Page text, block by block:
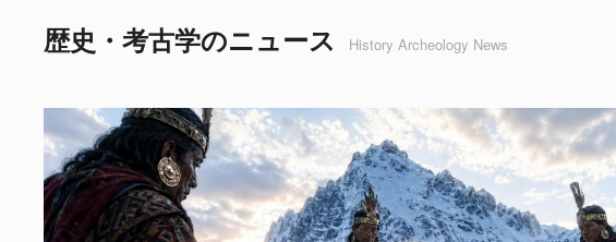
歴史・考古学のニュース History Archeology News